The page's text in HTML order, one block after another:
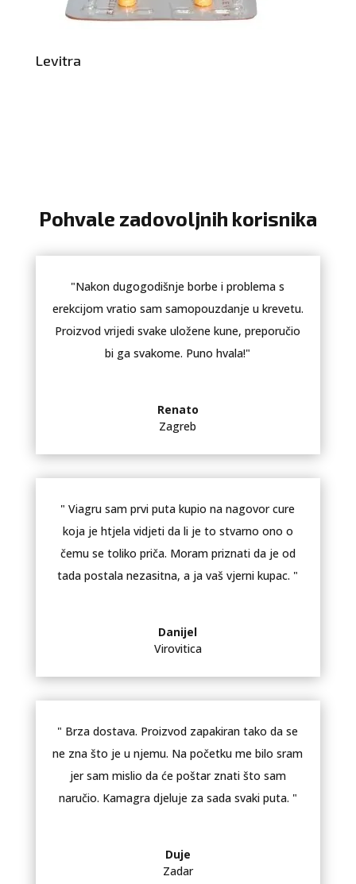
Levitra
Pohvale zadovoljnih korisnika
"Nakon dugogodišnje borbe i problema s
erekcijom vratio sam samopouzdanje u krevetu.
Proizvod vrijedi svake uložene kune, preporučio
bi ga svakome. Puno hvala!"
Renato
Zagreb
" Viagru sam prvi puta kupio na nagovor cure
koja je htjela vidjeti da li je to stvarno ono o
čemu se toliko priča. Moram priznati da je od
tada postala nezasitna, a ja vaš vjerni kupac. "
Danijel
Virovitica
" Brza dostava. Proizvod zapakiran tako da se
ne zna što je u njemu. Na početku me bilo sram
jer sam mislio da će poštar znati što sam
naručio. Kamagra djeluje za sada svaki puta. "
Duje
Zadar